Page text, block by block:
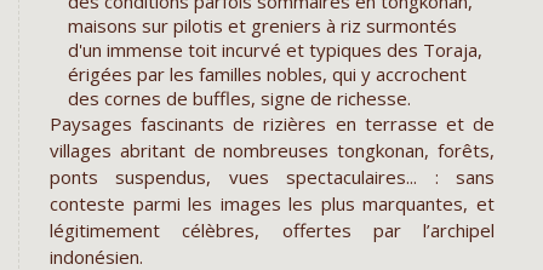
maisons sur pilotis et greniers à riz surmontés
d'un immense toit incurvé et typiques des Toraja,
érigées par les familles nobles, qui y accrochent
des cornes de buffles, signe de richesse.
Paysages fascinants de rizières en terrasse et de
villages abritant de nombreuses tongkonan, forêts,
ponts suspendus, vues spectaculaires... : sans
conteste parmi les images les plus marquantes, et
légitimement célèbres, offertes par l’archipel
indonésien.